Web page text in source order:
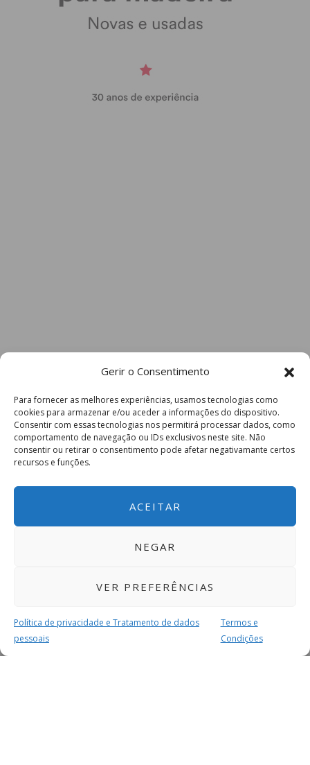
Gerir o Consentimento
Para fornecer as melhores experiências, usamos tecnologias como
cookies para armazenar e/ou aceder a informações do dispositivo.
Consentir com essas tecnologias nos permitirá processar dados, como
comportamento de navegação ou IDs exclusivos neste site. Não
consentir ou retirar o consentimento pode afetar negativamante certos
recursos e funções.
ACEITAR
NEGAR
VER PREFERÊNCIAS
Política de privacidade e Tratamento de dados
pessoais
Termos e
Condições